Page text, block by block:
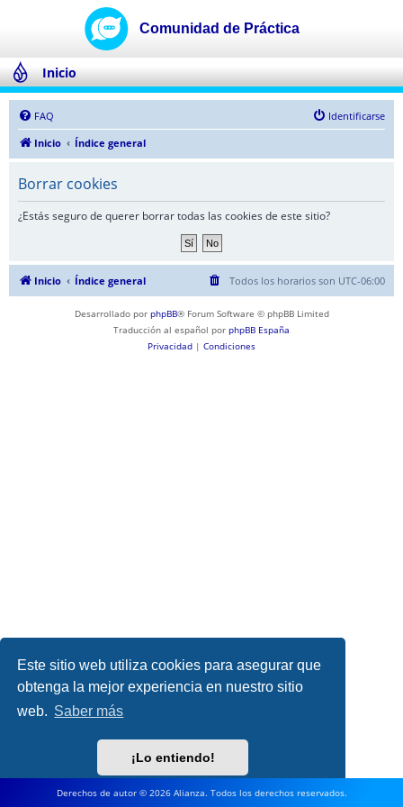
Este sitio web utiliza cookies para asegurar que
obtenga la mejor experiencia en nuestro sitio
web. Saber más
¡Lo entiendo!
Inicio
FAQ
Identificarse
Inicio
Índice general
Borrar cookies
¿Estás seguro de querer borrar todas las cookies de este sitio?
Inicio Índice general Todos los horarios son UTC-06:00
Desarrollado por phpBB® Forum Software © phpBB Limited
Traducción al español por phpBB España
Privacidad | Condiciones
Derechos de autor © 2026 Alianza. Todos los derechos reservados.